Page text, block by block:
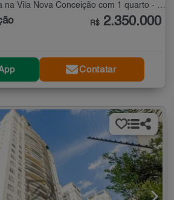
Apartamento à Venda na Vila Nova Conceição com 1 quarto - 78 m²
R$ 2.350.000
Contatar